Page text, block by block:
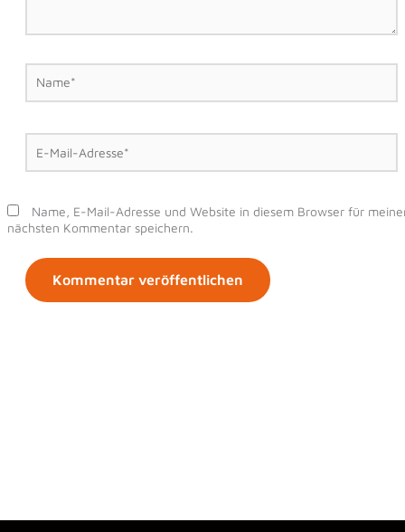
Name*
E-
Mail-
Adresse*
Name, E-Mail-Adresse und Website in diesem Browser für
nächsten Kommentar speichern.